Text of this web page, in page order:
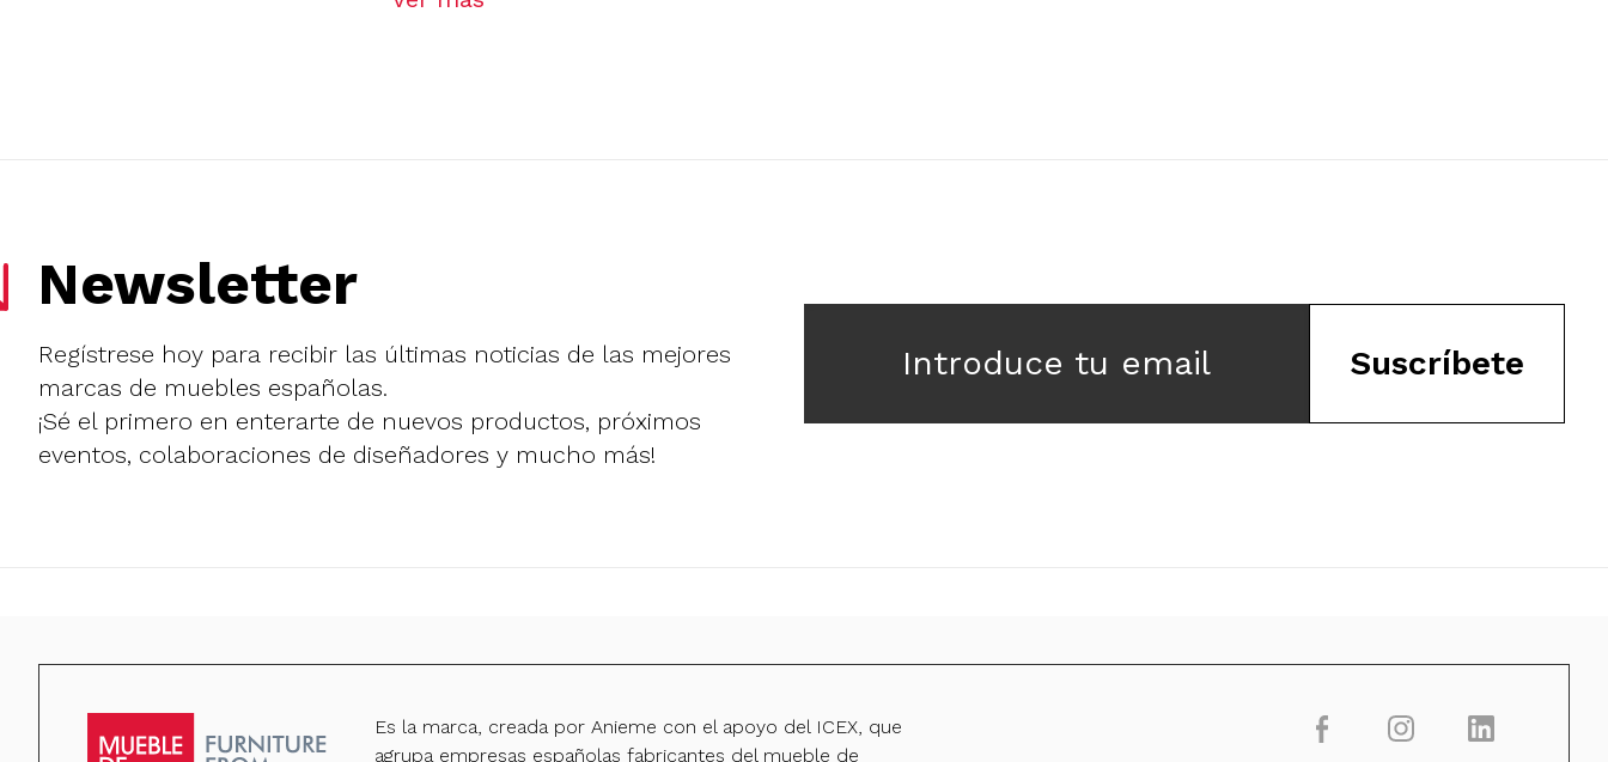
Newsletter
Regístrese hoy para recibir las últimas noticias de las mejores
marcas de muebles españolas.
¡Sé el primero en enterarte de nuevos productos, próximos
eventos, colaboraciones de diseñadores y mucho más!
Introduce tu email Suscríbete
Es la marca, creada por Anieme con el apoyo del ICEX, que
agrupa empresas españolas fabricantes del mueble de